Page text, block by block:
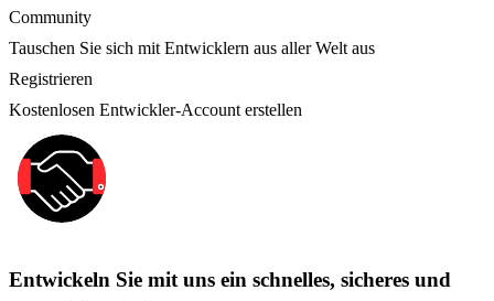
Community
Tauschen Sie sich mit Entwicklern aus aller Welt aus
Registrieren
Kostenlosen Entwickler-Account erstellen
Entwickeln Sie mit uns ein schnelles, sicheres und